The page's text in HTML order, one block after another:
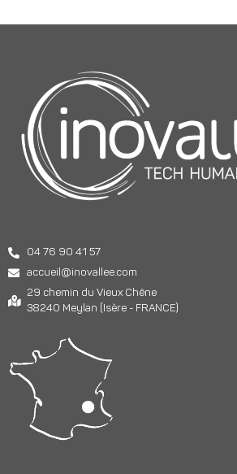
04 76 90 41 57
accueil@inovallee.com
29 chemin du Vieux Chêne
38240 Meylan (Isère - FRANCE)